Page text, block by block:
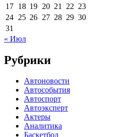
17 18 19 20 21 22 23
24 25 26 27 28 29 30
31
« Июл
Рубрики
Автоновости
Автособытия
Автоспорт
Автоэксперт
Актеры
Аналитика
Баскетбол